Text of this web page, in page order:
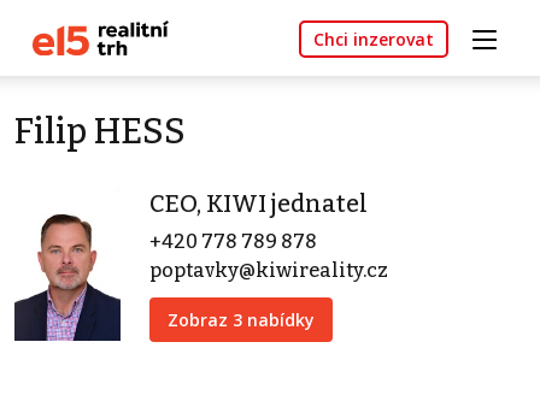
Chci inzerovat
Filip HESS
CEO, KIWI jednatel
+420 778 789 878
poptavky@kiwireality.cz
Zobraz 3 nabídky